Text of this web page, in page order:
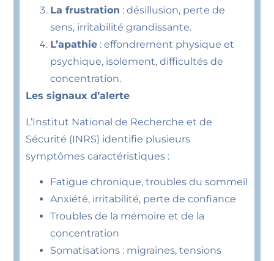
La frustration : désillusion, perte de
sens, irritabilité grandissante.
L’apathie : effondrement physique et
psychique, isolement, difficultés de
concentration.
Les signaux d’alerte
L’Institut National de Recherche et de
Sécurité (INRS) identifie plusieurs
symptômes caractéristiques :
Fatigue chronique, troubles du sommeil
Anxiété, irritabilité, perte de confiance
Troubles de la mémoire et de la
concentration
Somatisations : migraines, tensions